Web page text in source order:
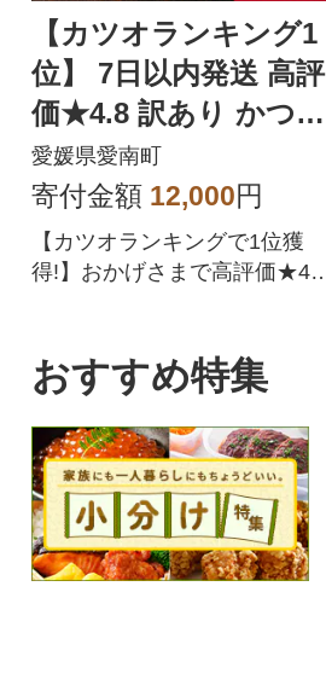
【カツオランキング1
位】 7日以内発送 高評
価★4.8 訳あり かつお
のたたき 2.5kg
愛媛県愛南町
寄付金額 12,000円
【カツオランキングで1位獲
得!】おかげさまで高評価★4.
んや柑橘だけじゃない!太平洋
でとれたかつおは高知(土佐)に
も負けない鮮度でかつお本来
の旨味を存分に楽しめます。
形や大きさは不揃いですが、
味は訳なし!人気のかつおのた
たきをどうぞご賞味くださ
い。鰹のタタキ かつおたたき
おすすめ特集